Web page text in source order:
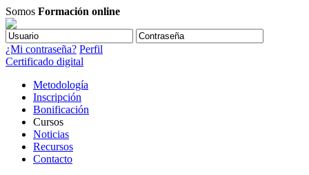
Somos Formación online
¿Mi contraseña? Perfil
Certificado digital
Metodología
Inscripción
Bonificación
Cursos
Noticias
Recursos
Contacto